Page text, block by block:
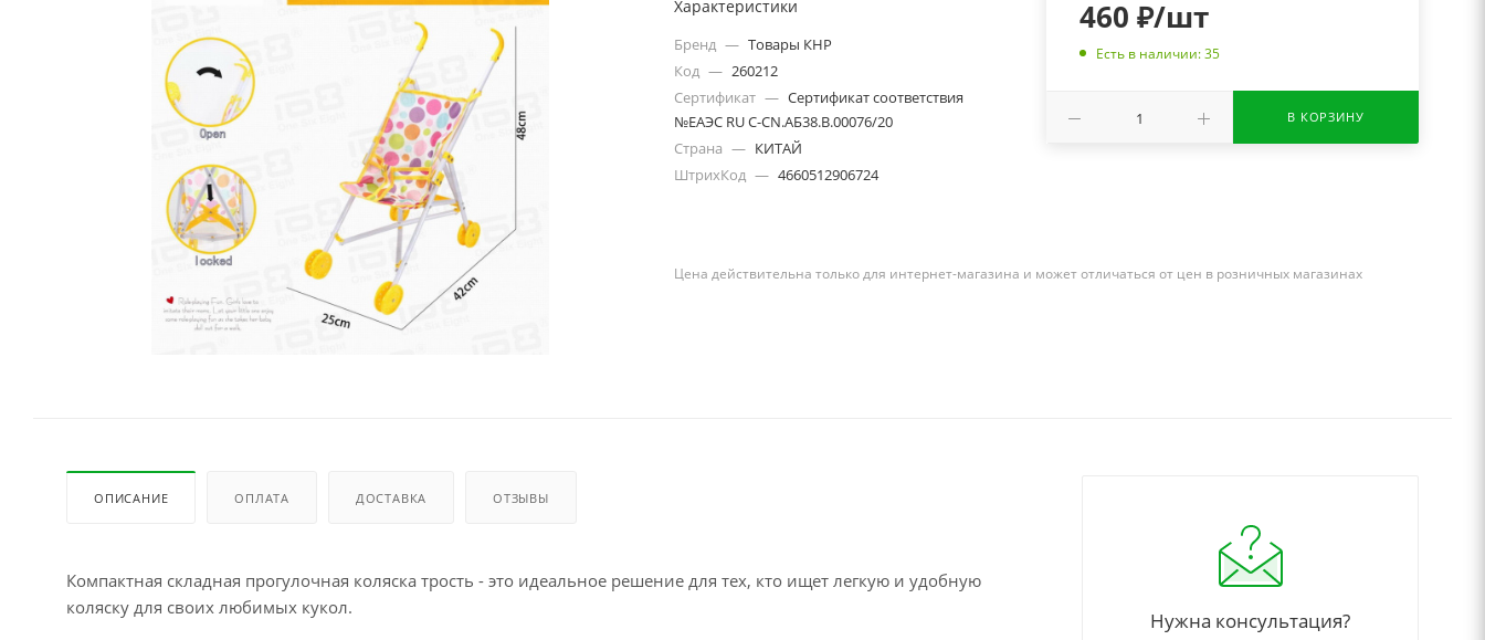
Характеристики
Бренд — Товары КНР
Код — 260212
Сертификат — Сертификат соответствия
№ЕАЭС RU С-CN.АБ38.В.00076/20
Страна — КИТАЙ
ШтрихКод — 4660512906724
460 ₽/шт
Есть в наличии: 35
В КОРЗИНУ
Цена действительна только для интернет-магазина и может отличаться от цен в розничных магазинах
ОПИСАНИЕ ОПЛАТА ДОСТАВКА ОТЗЫВЫ
Компактная складная прогулочная коляска трость - это идеальное решение для тех, кто ищет легкую и удобную
коляску для своих любимых кукол.
Нужна консультация?